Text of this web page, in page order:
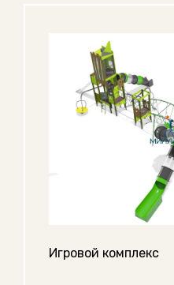
Игровой комплекс